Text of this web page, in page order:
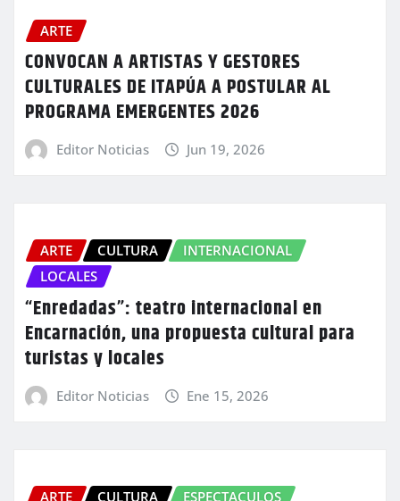
ARTE
CONVOCAN A ARTISTAS Y GESTORES
CULTURALES DE ITAPÚA A POSTULAR AL
PROGRAMA EMERGENTES 2026
Editor Noticias Jun 19, 2026
ARTE CULTURA
INTERNACIONAL
LOCALES
“Enredadas”: teatro internacional en
Encarnación, una propuesta cultural para
turistas y locales
Editor Noticias Ene 15, 2026
ARTE CULTURA ESPECTACULOS